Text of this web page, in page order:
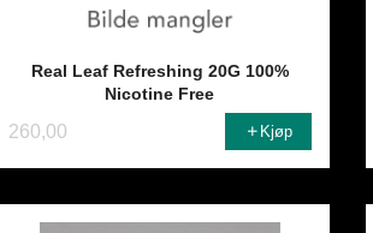
Real Leaf Refreshing 20G 100%
Nicotine Free
260,00 Kjøp